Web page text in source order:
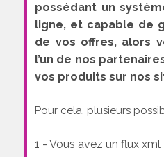
possédant un
ligne, et capable de
de vos offres, alors
l’un de nos
vos produits sur nos
Pour cela, plusieurs
1 - Vous avez un flux xml